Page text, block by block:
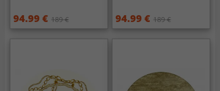
94.99 € 189 € 94.99 € 189 €